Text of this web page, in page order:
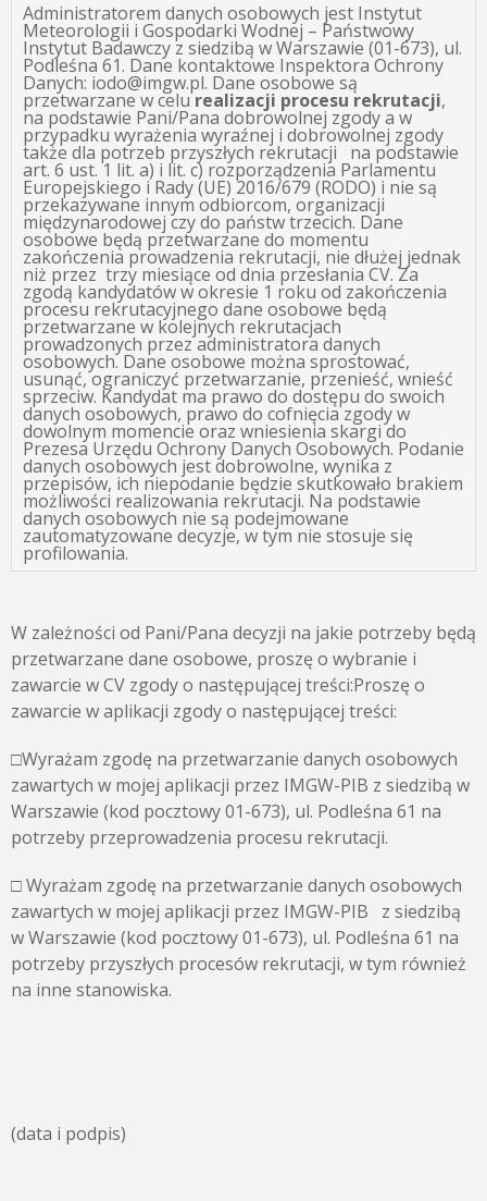
Administratorem danych osobowych jest Instytut
Meteorologii i Gospodarki Wodnej – Państwowy
Instytut Badawczy z siedzibą w Warszawie (01-673), ul.
Podleśna 61. Dane kontaktowe Inspektora Ochrony
Danych: iodo@imgw.pl. Dane osobowe są
przetwarzane w celurealizacji procesu rekrutacji,
na podstawie Pani/Pana dobrowolnej zgody a w
przypadku wyrażenia wyraźnej i dobrowolnej zgody
także dla potrzeb przyszłych rekrutacji na podstawie
art. 6 ust. 1 lit. a) i lit. c) rozporządzenia Parlamentu
Europejskiego i Rady (UE) 2016/679 (RODO) i nie są
przekazywane innym odbiorcom, organizacji
międzynarodowej czy do państw trzecich. Dane
osobowe będą przetwarzane do momentu
zakończenia prowadzenia rekrutacji, nie dłużej jednak
niż przez trzy miesiące od dnia przesłania CV. Za
zgodą kandydatów w okresie 1 roku od zakończenia
procesu rekrutacyjnego dane osobowe będą
przetwarzane w kolejnych rekrutacjach
prowadzonych przez administratora danych
osobowych. Dane osobowe można sprostować,
usunąć, ograniczyć przetwarzanie, przenieść, wnieść
sprzeciw. Kandydat ma prawo do dostępu do swoich
danych osobowych, prawo do cofnięcia zgody w
dowolnym momencie oraz wniesienia skargi do
Prezesa Urzędu Ochrony Danych Osobowych. Podanie
danych osobowych jest dobrowolne, wynika z
przepisów, ich niepodanie będzie skutkowało brakiem
możliwości realizowania rekrutacji. Na podstawie
danych osobowych nie są podejmowane
zautomatyzowane decyzje, w tym nie stosuje się
profilowania.
W zależności od Pani/Pana decyzji na jakie potrzeby będą
przetwarzane dane osobowe, proszę o wybranie i
zawarcie w CV zgody o następującej treści:Proszę o
zawarcie w aplikacji zgody o następującej treści:
□Wyrażam zgodę na przetwarzanie danych osobowych
zawartych w mojej aplikacji przez IMGW-PIB z siedzibą w
Warszawie (kod pocztowy 01-673), ul. Podleśna 61 na
potrzeby przeprowadzenia procesu rekrutacji.
□ Wyrażam zgodę na przetwarzanie danych osobowych
zawartych w mojej aplikacji przez IMGW-PIB z siedzibą
w Warszawie (kod pocztowy 01-673), ul. Podleśna 61 na
potrzeby przyszłych procesów rekrutacji, w tym również
na inne stanowiska.
(data i podpis)